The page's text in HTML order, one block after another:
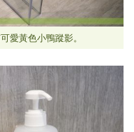
愛黃色小鴨蹤影。